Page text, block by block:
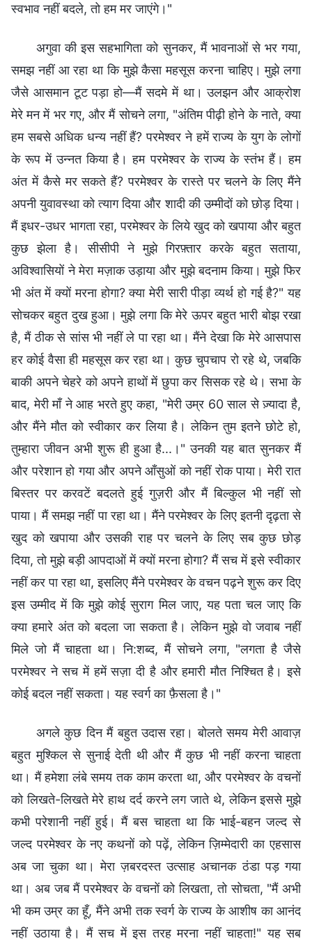
स्वभाव नहीं बदले, तो हम मर जाएंगे।"
अगुवा की इस सहभागिता को सुनकर, मैं भावनाओं से भर गया,
समझ नहीं आ रहा था कि मुझे कैसा महसूस करना चाहिए। मुझे लगा
जैसे आसमान टूट पड़ा हो—मैं सदमे में था। उलझन और आक्रोश
मेरे मन में भर गए, और मैं सोचने लगा, "अंतिम पीढ़ी होने के नाते, क्या
हम सबसे अधिक धन्य नहीं हैं? परमेश्वर ने हमें राज्य के युग के लोगों
के रूप में उन्नत किया है। हम परमेश्वर के राज्य के स्तंभ हैं। हम
अंत में कैसे मर सकते हैं? परमेश्वर के रास्ते पर चलने के लिए मैंने
अपनी युवावस्था को त्याग दिया और शादी की उम्मीदों को छोड़ दिया।
मैं इधर-उधर भागता रहा, परमेश्वर के लिये खुद को खपाया और बहुत
कुछ झेला है। सीसीपी ने मुझे गिरफ़्तार करके बहुत सताया,
अविश्वासियों ने मेरा मज़ाक उड़ाया और मुझे बदनाम किया। मुझे फिर
भी अंत में क्यों मरना होगा? क्या मेरी सारी पीड़ा व्यर्थ हो गई है?" यह
सोचकर बहुत दुख हुआ। मुझे लगा कि मेरे ऊपर बहुत भारी बोझ रखा
है, मैं ठीक से सांस भी नहीं ले पा रहा था। मैंने देखा कि मेरे आसपास
हर कोई वैसा ही महसूस कर रहा था। कुछ चुपचाप रो रहे थे, जबकि
बाकी अपने चेहरे को अपने हाथों में छुपा कर सिसक रहे थे। सभा के
बाद, मेरी माँ ने आह भरते हुए कहा, "मेरी उम्र 60 साल से ज़्यादा है,
और मैंने मौत को स्वीकार कर लिया है। लेकिन तुम इतने छोटे हो,
तुम्हारा जीवन अभी शुरू ही हुआ है...।" उनकी यह बात सुनकर मैं
और परेशान हो गया और अपने आँसुओं को नहीं रोक पाया। मेरी रात
बिस्तर पर करवटें बदलते हुई गुज़री और मैं बिल्कुल भी नहीं सो
पाया। मैं समझ नहीं पा रहा था। मैंने परमेश्वर के लिए इतनी दृढ़ता से
खुद को खपाया और उसकी राह पर चलने के लिए सब कुछ छोड़
दिया, तो मुझे बड़ी आपदाओं में क्यों मरना होगा? मैं सच में इसे स्वीकार
नहीं कर पा रहा था, इसलिए मैंने परमेश्वर के वचन पढ़ने शुरू कर दिए
इस उम्मीद में कि मुझे कोई सुराग मिल जाए, यह पता चल जाए कि
क्या हमारे अंत को बदला जा सकता है। लेकिन मुझे वो जवाब नहीं
मिले जो मैं चाहता था। नि:शब्द, मैं सोचने लगा, "लगता है जैसे
परमेश्वर ने सच में हमें सज़ा दी है और हमारी मौत निश्चित है। इसे
कोई बदल नहीं सकता। यह स्वर्ग का फ़ैसला है।"
अगले कुछ दिन मैं बहुत उदास रहा। बोलते समय मेरी आवाज़
बहुत मुश्किल से सुनाई देती थी और मैं कुछ भी नहीं करना चाहता
था। मैं हमेशा लंबे समय तक काम करता था, और परमेश्वर के वचनों
को लिखते-लिखते मेरे हाथ दर्द करने लग जाते थे, लेकिन इससे मुझे
कभी परेशानी नहीं हुई। मैं बस चाहता था कि भाई-बहन जल्द से
जल्द परमेश्‍वर के नए कथनों को पढ़ें, लेकिन ज़िम्मेदारी का एहसास
अब जा चुका था। मेरा ज़बरदस्त उत्साह अचानक ठंडा पड़ गया
था। अब जब मैं परमेश्वर के वचनों को लिखता, तो सोचता, "मैं अभी
भी कम उम्र का हूँ, मैंने अभी तक स्वर्ग के राज्य के आशीष का आनंद
नहीं उठाया है। मैं सच में इस तरह मरना नहीं चाहता!" यह सब